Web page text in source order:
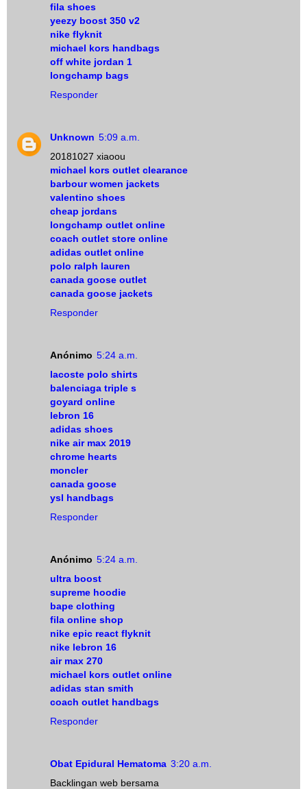
fila shoes
yeezy boost 350 v2
nike flyknit
michael kors handbags
off white jordan 1
longchamp bags
Responder
Unknown 5:09 a.m.
20181027 xiaoou
michael kors outlet clearance
barbour women jackets
valentino shoes
cheap jordans
longchamp outlet online
coach outlet store online
adidas outlet online
polo ralph lauren
canada goose outlet
canada goose jackets
Responder
Anónimo 5:24 a.m.
lacoste polo shirts
balenciaga triple s
goyard online
lebron 16
adidas shoes
nike air max 2019
chrome hearts
moncler
canada goose
ysl handbags
Responder
Anónimo 5:24 a.m.
ultra boost
supreme hoodie
bape clothing
fila online shop
nike epic react flyknit
nike lebron 16
air max 270
michael kors outlet online
adidas stan smith
coach outlet handbags
Responder
Obat Epidural Hematoma 3:20 a.m.
Backlingan web bersama